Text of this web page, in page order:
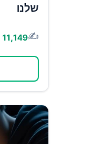
שלנו
✍️
11,149